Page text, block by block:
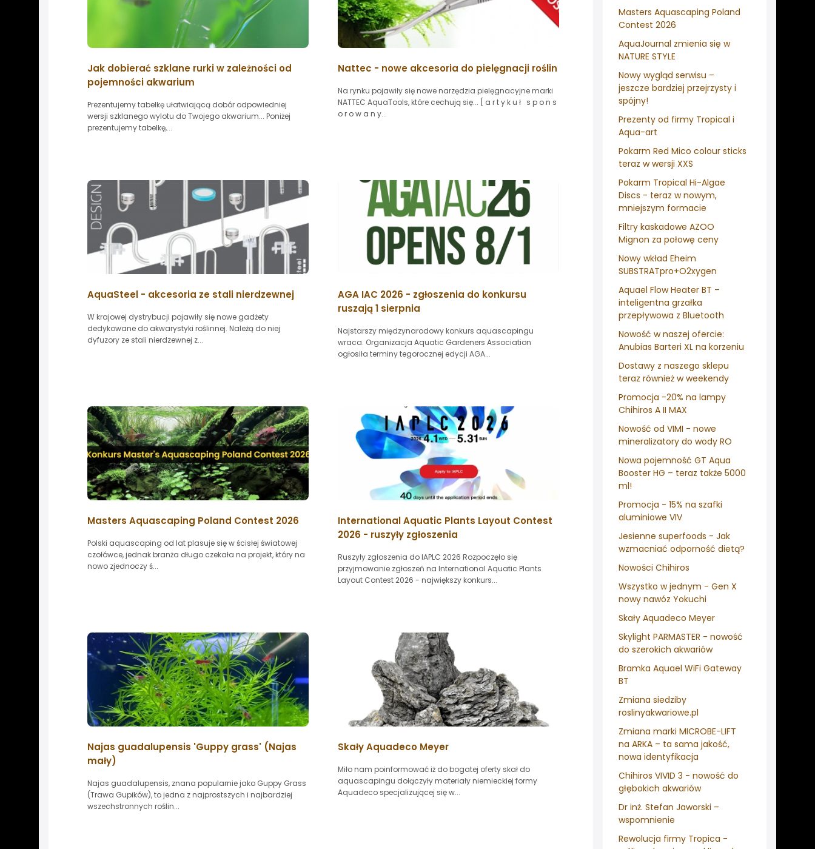
Masters Aquascaping Poland
Contest 2026
AquaJournal zmienia się w
NATURE STYLE
Nowy wygląd serwisu –
jeszcze bardziej przejrzysty i
spójny!
Prezenty od firmy Tropical i
Aqua-art
Pokarm Red Mico colour sticks
teraz w wersji XXS
Pokarm Tropical Hi-Algae
Discs - teraz w nowym,
mniejszym formacie
Filtry kaskadowe AZOO
Mignon za połowę ceny
Nowy wkład Eheim
SUBSTRATpro+O2xygen
Aquael Flow Heater BT –
inteligentna grzałka
przepływowa z Bluetooth
Nowość w naszej ofercie:
Anubias Barteri XL na korzeniu
Dostawy z naszego sklepu
teraz również w weekendy
Promocja -20% na lampy
Chihiros A II MAX
Nowość od VIMI - nowe
mineralizatory do wody RO
Nowa pojemność GT Aqua
Booster HG – teraz także 5000
ml!
Promocja - 15% na szafki
aluminiowe VIV
Jesienne superfoods - Jak
wzmacniać odporność dietą?
Nowości Chihiros
Wszystko w jednym - Gen X
nowy nawóz Yokuchi
Skały Aquadeco Meyer
Skylight PARMASTER - nowość
do szerokich akwariów
Bramka Aquael WiFi Gateway
BT
Zmiana siedziby
roslinyakwariowe.pl
Zmiana marki MICROBE-LIFT
na ARKA – ta sama jakość,
nowa identyfikacja
Chihiros VIVID 3 - nowość do
głębokich akwariów
Dr inż. Stefan Jaworski –
wspomnienie
Rewolucja firmy Tropica -
Jak dobierać szklane rurki w zależności od
pojemności akwarium
Prezentujemy tabelkę ułatwiającą dobór odpowiedniej
wersji szklanego wylotu do Twojego akwarium... Poniżej
prezentujemy tabelkę,...
Nattec - nowe akcesoria do pielęgnacji roślin
Na rynku pojawiły się nowe narzędzia pielęgnacyjne marki
NATTEC AquaTools, które cechują się... [ a r t y k u ł s p o n s
o r o w a n y...
AquaSteel - akcesoria ze stali nierdzewnej
W krajowej dystrybucji pojawiły się nowe gadżety
dedykowane do akwarystyki roślinnej. Należą do niej
dyfuzory ze stali nierdzewnej z...
AGA IAC 2026 - zgłoszenia do konkursu
ruszają 1 sierpnia
Najstarszy międzynarodowy konkurs aquascapingu
wraca. Organizacja Aquatic Gardeners Association
ogłosiła terminy tegorocznej edycji AGA...
Masters Aquascaping Poland Contest 2026
Polski aquascaping od lat plasuje się w ścisłej światowej
czołówce, jednak branża długo czekała na projekt, który na
nowo zjednoczy ś...
International Aquatic Plants Layout Contest
2026 - ruszyły zgłoszenia
Ruszyły zgłoszenia do IAPLC 2026 Rozpoczęło się
przyjmowanie zgłoszeń na International Aquatic Plants
Layout Contest 2026 - największy konkurs...
Najas guadalupensis 'Guppy grass' (Najas
mały)
Najas guadalupensis, znana popularnie jako Guppy Grass
(Trawa Gupików), to jedna z najprostszych i najbardziej
wszechstronnych roślin...
Skały Aquadeco Meyer
Miło nam poinformować iż do bogatej oferty skał do
aquascapingu dołączyły materiały niemieckiej formy
Aquadeco specjalizującej się w...